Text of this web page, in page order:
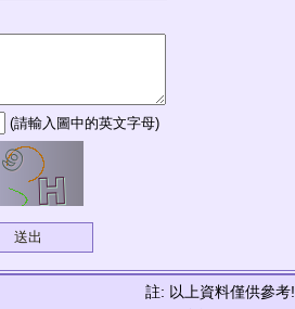
(請輸入圖中的英文字母)
註: 以上資料僅供參考!